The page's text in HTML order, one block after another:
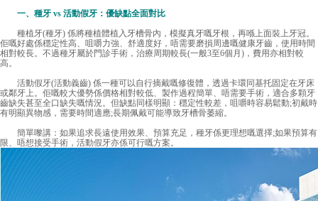
一、種牙 vs 活動假牙：優缺點全面對比
種植牙(種牙) 係將種植體植入牙槽骨內，模擬真牙嘅牙根，再喺上面裝上牙冠。
佢嘅好處係穩定性高、咀嚼力強、舒適度好，唔需要磨損周邊嘅健康牙齒，使用時間
相對較長。不過種牙屬於門診手術，治療周期較長(一般3至6個月)，費用亦相對較
高。
活動假牙(活動義齒) 係一種可以自行摘戴嘅修復體，透過卡環同基托固定在牙床
或鄰牙上。佢嘅較大優勢係價格相對較低、製作過程簡單、唔需要手術，適合多顆牙
齒缺失甚至全口缺失嘅情況。但缺點同樣明顯：穩定性較差，咀嚼時容易鬆動;初戴時
有明顯異物感，需要時間適應;長期佩戴可能導致牙槽骨萎縮。
簡單嚟講：如果追求長遠使用效果、預算充足，種牙係更理想嘅選擇;如果預算有
限、唔想接受手術，活動假牙亦係可行嘅方案。